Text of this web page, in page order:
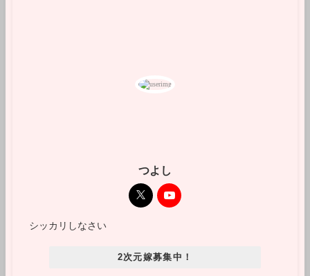
つよし
シッカリしなさい
2次元嫁募集中！